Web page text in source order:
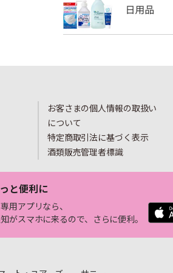
お客さまの個人情報の取扱い
について
特定商取引法に基づく表示
酒類販売管理者標識
と便利に
用アプリなら、
がスマホに来るので、さらに便利。